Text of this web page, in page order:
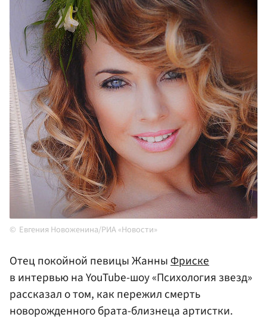
Евгения Новоженина/РИА «Новости»
Отец покойной певицы ЖанныФриске
в интервью на YouTube-шоу «Психология звезд»
рассказал о том, как пережил смерть
новорожденного брата-близнеца артистки.